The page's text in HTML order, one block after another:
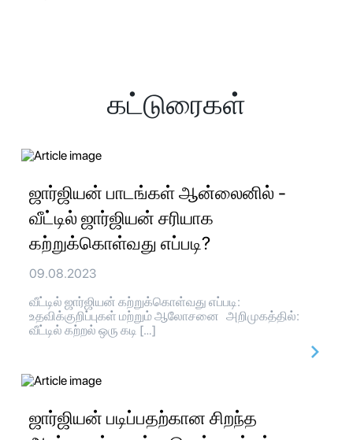
கட்டுரைகள்
ஜார்ஜியன் பாடங்கள் ஆன்லைனில் -
வீட்டில் ஜார்ஜியன் சரியாக
கற்றுக்கொள்வது எப்படி?
09.08.2023
வீட்டில் ஜார்ஜியன் கற்றுக்கொள்வது எப்படி:
உதவிக்குறிப்புகள் மற்றும் ஆலோசனை அறிமுகத்தில்:
வீட்டில் கற்றல் ஒரு கடி […]
ஜார்ஜியன் படிப்பதற்கான சிறந்த